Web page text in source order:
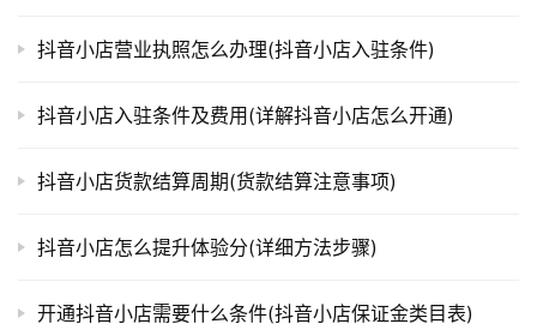
抖音小店营业执照怎么办理(抖音小店入驻条件)
抖音小店入驻条件及费用(详解抖音小店怎么开通)
抖音小店货款结算周期(货款结算注意事项)
抖音小店怎么提升体验分(详细方法步骤)
开通抖音小店需要什么条件(抖音小店保证金类目表)